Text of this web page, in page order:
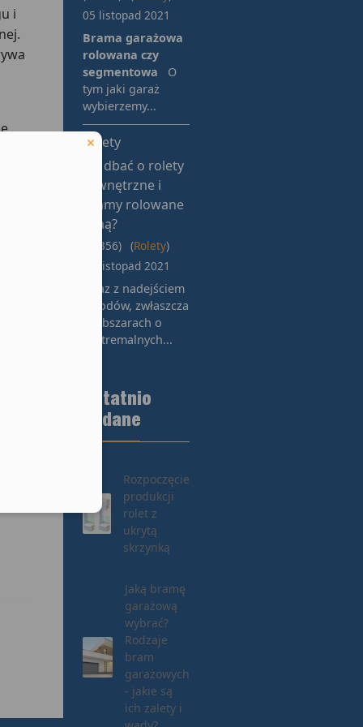
i
i
05 listopad 2021
Brama garażowa
rolowana czy
segmentowa O
tym jaki garaż
wybierzemy...
Rolety
Jak dbać o rolety
zewnętrzne i
bramy rolowane
zimą?
(10356) (Rolety)
03 listopad 2021
Wraz z nadejściem
chłodów, zwłaszcza
w obszarach o
ekstremalnych...
Ostatnio
dodane
Rozpoczęcie
produkcji
rolet z
ukrytą
skrzynką
Jaką bramę
garażową
wybrać?
Rodzaje
bram
garażowych
- jakie są
ich zalety i
w formacie E164